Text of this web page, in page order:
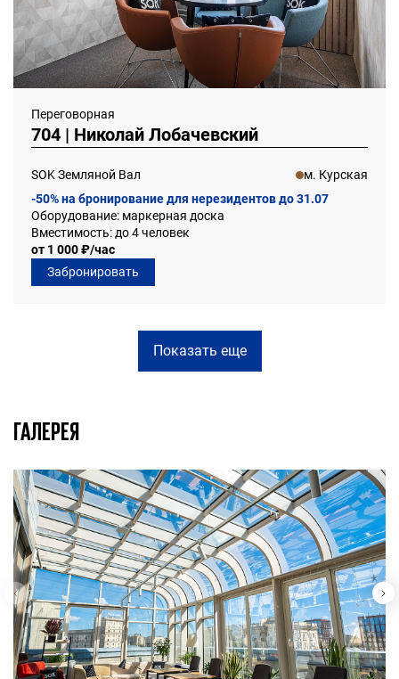
Переговорная
704 | Николай Лобачевский
SOK Земляной Вал
м. Курская
-50% на бронирование для нерезидентов до 31.07
Оборудование: маркерная доска
Вместимость: до 4 человек
от 1 000 ₽/час
Забронировать
Показать еще
ГАЛЕРЕЯ